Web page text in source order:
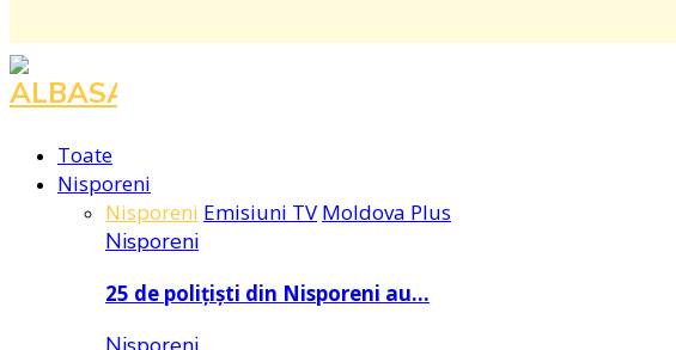
Toate
Nisporeni
Nisporeni Emisiuni TV Moldova Plus
Nisporeni
25 de polițiști din Nisporeni au…